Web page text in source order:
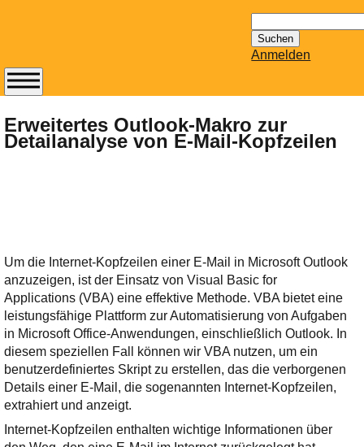
nach:
Anmelden
Erweitertes Outlook-Makro zur
Detailanalyse von E-Mail-Kopfzeilen
Um die Internet-Kopfzeilen einer E-Mail in Microsoft Outlook
anzuzeigen, ist der Einsatz von Visual Basic for
Applications (VBA) eine effektive Methode. VBA bietet eine
leistungsfähige Plattform zur Automatisierung von Aufgaben
in Microsoft Office-Anwendungen, einschließlich Outlook. In
diesem speziellen Fall können wir VBA nutzen, um ein
benutzerdefiniertes Skript zu erstellen, das die verborgenen
Details einer E-Mail, die sogenannten Internet-Kopfzeilen,
extrahiert und anzeigt.
Internet-Kopfzeilen enthalten wichtige Informationen über
Abonnieren Sie den
14-tägig
erscheinenden
Newsletter von
bereithält!
Wie z.B. Outlook,
GMail, Thunderbird
oder auch
KuNoMail, usw.
Ihre E-Mail
Adresse:
E-Mail